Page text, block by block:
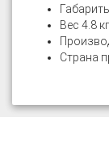
Вес 4.8 кг
Страна